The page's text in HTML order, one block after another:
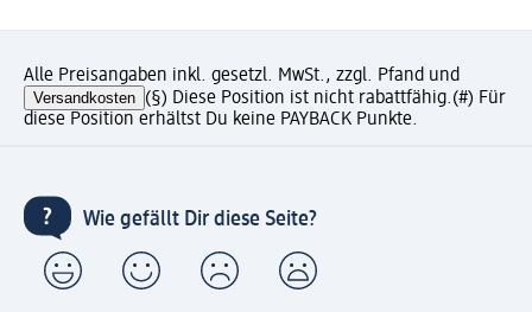
Alle Preisangaben inkl. gesetzl. MwSt., zzgl. Pfand und
Versandkosten (§) Diese Position ist nicht rabattfähig.(#) Für
diese Position erhältst Du keine PAYBACK Punkte.
Wie gefällt Dir diese Seite?